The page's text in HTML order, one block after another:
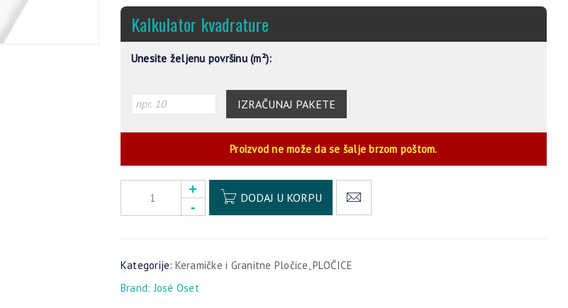
Kalkulator kvadrature
Unesite željenu površinu (m²):
IZRAČUNAJ PAKETE
Proizvod ne može da se šalje brzom poštom.
DODAJ U KORPU
Kategorije: Keramičke i Granitne Pločice,PLOČICE
Brand:José Oset